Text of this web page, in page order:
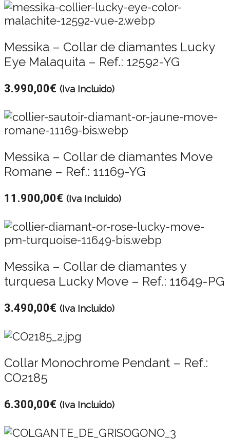
Messika – Collar de diamantes Lucky
Eye Malaquita – Ref.: 12592-YG
3.990,00€ (Iva Incluido)
Messika – Collar de diamantes Move
Romane – Ref.: 11169-YG
11.900,00€ (Iva Incluido)
Messika – Collar de diamantes y
turquesa Lucky Move – Ref.: 11649-PG
3.490,00€ (Iva Incluido)
Collar Monochrome Pendant – Ref.:
CO2185
6.300,00€ (Iva Incluido)